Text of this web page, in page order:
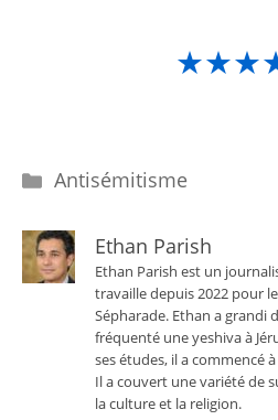
Catégories
Antisémitisme
Ethan Parish
Ethan Parish est un
travaille depuis 2022 pour
Sépharade. Ethan a grandi
fréquenté une yeshiva à
ses études, il a commencé
Il a couvert une variété de
la culture et la religion.